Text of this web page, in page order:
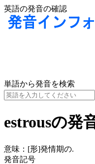
英語の発音の確認
単語から発音を検索
estrousの発
意味： [形]発情期の.
発音記号